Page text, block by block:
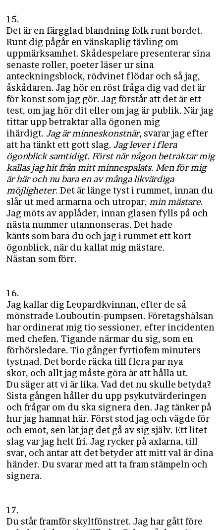
15.
Det är en färgglad blandning folk runt bordet.
Runt dig pågår en vänskaplig tävling om
uppmärksamhet. Skådespelare presenterar sina
senaste roller, poeter läser ur sina
anteckningsblock, rödvinet flödar och så jag,
åskådaren. Jag hör en röst fråga dig vad det är
för konst som jag gör. Jag förstår att det är ett
test, om jag hör dit eller om jag är publik. När jag
tittar upp betraktar alla ögonen mig
ihärdigt. Jag är minneskonstnär, svarar jag efter
att ha tänkt ett gott slag. Jag lever i flera
ögonblick samtidigt. Först när någon betraktar mig
kallas jag hit från mitt minnespalats. Men för mig
är här och nu bara en av många likvärdiga
möjligheter. Det är länge tyst i rummet, innan du
slår ut med armarna och utropar, min mästare.
Jag möts av applåder, innan glasen fylls på och
nästa nummer utannonseras. Det hade
känts som bara du och jag i rummet ett kort
ögonblick, när du kallat mig mästare.
Nästan som förr.
16.
Jag kallar dig Leopardkvinnan, efter de så
mönstrade Louboutin-pumpsen. Företagshälsan
har ordinerat mig tio sessioner, efter incidenten
med chefen. Tigande närmar du sig, som en
förhörsledare. Tio gånger fyrtiofem minuters
tystnad. Det borde räcka till flera par nya
skor, och allt jag måste göra är att hålla ut.
Du säger att vi är lika. Vad det nu skulle betyda?
Sista gången håller du upp psykutvärderingen
och frågar om du ska signera den. Jag tänker på
hur jag hamnat här. Först stod jag och vägde för
och emot, sen lät jag det gå av sig själv. Ett litet
slag var jag helt fri. Jag rycker på axlarna, till
svar, och antar att det betyder att mitt val är dina
händer. Du svarar med att ta fram stämpeln och
signera.
17.
Du står framför skyltfönstret. Jag har gått före